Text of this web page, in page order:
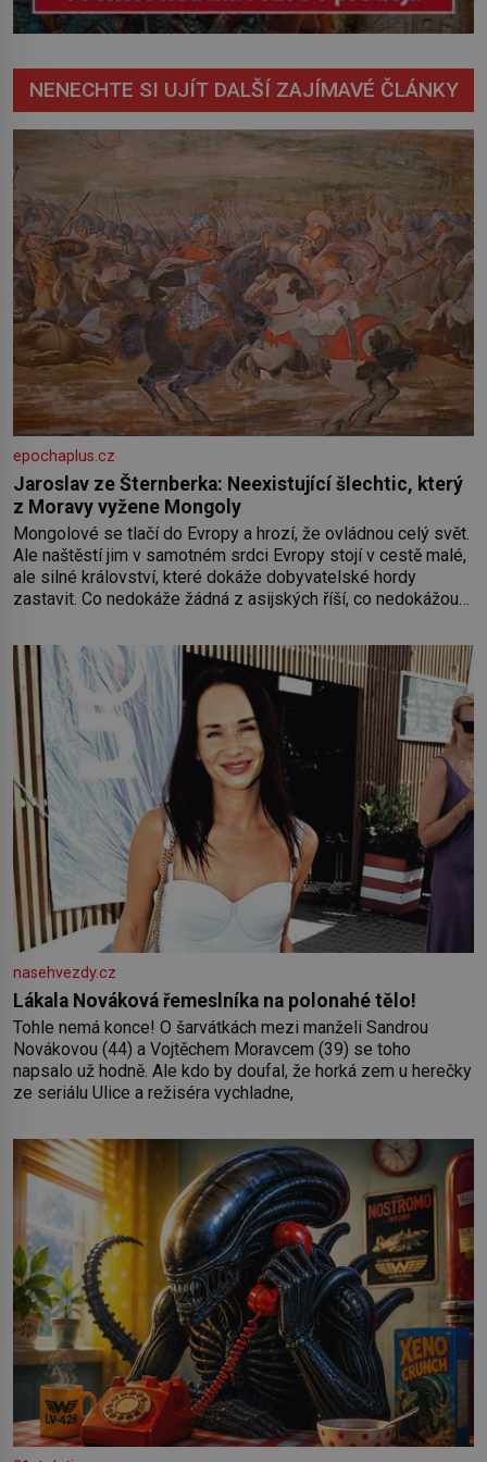
NENECHTE SI UJÍT DALŠÍ ZAJÍMAVÉ ČLÁNKY
epochaplus.cz
Jaroslav ze Šternberka: Neexistující šlechtic, který
z Moravy vyžene Mongoly
Mongolové se tlačí do Evropy a hrozí, že ovládnou celý svět.
Ale naštěstí jim v samotném srdci Evropy stojí v cestě malé,
ale silné království, které dokáže dobyvatelské hordy
zastavit. Co nedokáže žádná z asijských říší, co nedokážou
od roku 1223 postupují podél Kaspického a Azovského
moře,
nasehvezdy.cz
Lákala Nováková řemeslníka na polonahé tělo!
Tohle nemá konce! O šarvátkách mezi manželi Sandrou
Novákovou (44) a Vojtěchem Moravcem (39) se toho
napsalo už hodně. Ale kdo by doufal, že horká zem u herečky
ze seriálu Ulice a režiséra vychladne,